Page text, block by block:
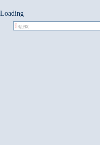
Loading